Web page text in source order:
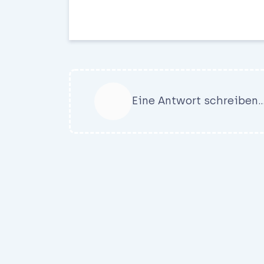
Eine Antwort